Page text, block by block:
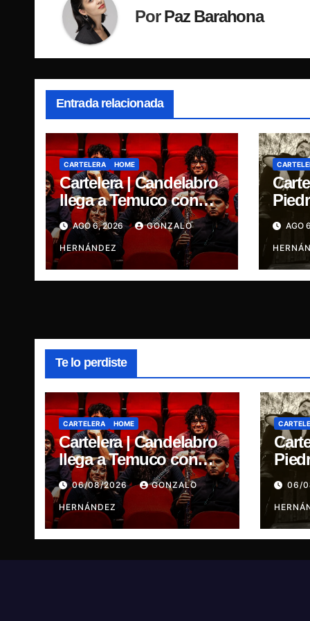
PorPaz Barahona
Entrada relacionada
CARTELERA HOME
Cartelera | Candelabro
llega a Temuco con
una noche cargada de
indie
AGO 6, 2026 GONZALO
HERNÁNDEZ
René
AGO
Te lo perdiste
CARTELERA HOME
Cartelera | Candelabro
llega a Temuco con
una noche cargada de
indie
06/08/2026 GONZALO
HERNÁNDEZ
06/